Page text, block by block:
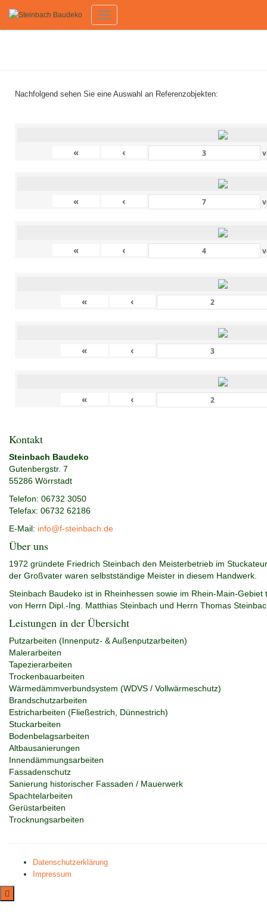
Toggle
Nachfolgend sehen Sie eine Auswahl an Referenzobjekten:
« ‹
« ‹
« ‹
« ‹
« ‹
« ‹
Kontakt
Steinbach Baudeko
Gutenbergstr. 7
55286 Wörrstadt
Telefon: 06732 3050
Telefax: 06732 62186
E-Mail: info@f-steinbach.de
Über uns
1972 gründete Friedrich Steinbach den Meisterbetrieb im
der Großvater waren selbstständige Meister in diesem Handwerk.
Steinbach Baudeko ist in Rheinhessen sowie im Rhein-Main-
von Herrn Dipl.-Ing. Matthias Steinbach und Herrn Thomas
Leistungen in der Übersicht
Putzarbeiten (Innenputz- & Außenputzarbeiten)
Malerarbeiten
Tapezierarbeiten
Trockenbauarbeiten
Wärmedämmverbundsystem (WDVS / Vollwärmeschutz)
Brandschutzarbeiten
Estricharbeiten (Fließestrich, Dünnestrich)
Stuckarbeiten
Bodenbelagsarbeiten
Altbausanierungen
Innendämmungsarbeiten
Fassadenschutz
Sanierung historischer Fassaden / Mauerwerk
Spachtelarbeiten
Gerüstarbeiten
Trocknungsarbeiten
Datenschutzerklärung
Impressum